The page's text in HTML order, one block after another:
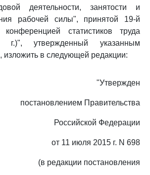
деятельности, занятости и
рабочей силы", принятой 19-й
конференцией статистиков труда
г.)", утвержденный указанным
изложить в следующей редакции:
"Утвержден
постановлением Правительства
Российской Федерации
от 11 июля 2015 г. N 698
(в редакции постановления